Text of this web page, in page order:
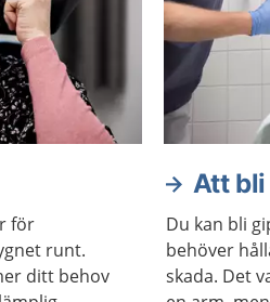
för
runt.
ditt behov
Att
Du kan bli
behöver
skada. Det